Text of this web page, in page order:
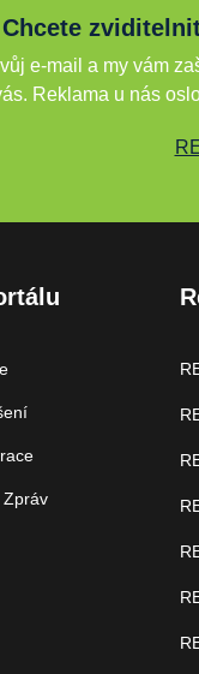
Chcete
e-mail a my vám
Reklama u nás
Zpráv